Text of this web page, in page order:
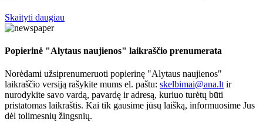
Skaityti daugiau
Popierinė "Alytaus naujienos" laikraščio prenumerata
Norėdami užsiprenumeruoti popierinę "Alytaus naujienos"
laikraščio versiją rašykite mums el. paštu: skelbimai@ana.ltir
nurodykite savo vardą, pavardę ir adresą, kuriuo turėtų būti
pristatomas laikraštis. Kai tik gausime jūsų laišką, informuosime Jus
dėl tolimesnių žingsnių.